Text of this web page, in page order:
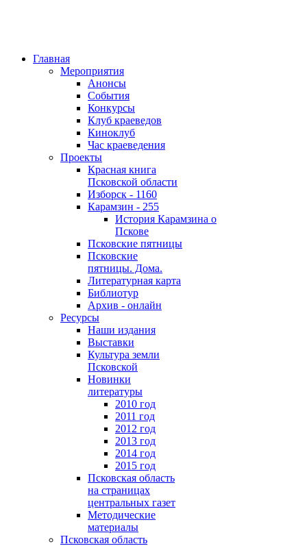
Главная
Мероприятия
Анонсы
События
Конкурсы
Клуб краеведов
Киноклуб
Час краеведения
Проекты
Красная книга
Псковской области
Изборск - 1160
Карамзин - 255
История Карамзина о
Пскове
Псковские пятницы
Псковские
пятницы. Дома.
Литературная карта
Библиотур
Архив - онлайн
Ресурсы
Наши издания
Выставки
Культура земли
Псковской
Новинки
литературы
2010 год
2011 год
2012 год
2013 год
2014 год
2015 год
Псковская область
на страницах
центральных газет
Методические
материалы
Псковская область